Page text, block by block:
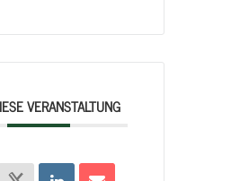
VERANSTALTUNG